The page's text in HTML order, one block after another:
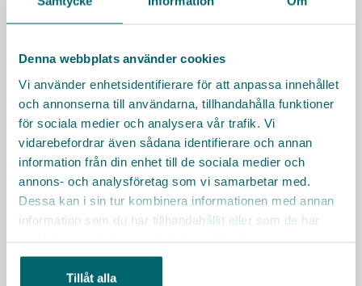
Denna webbplats använder cookies
Vi använder enhetsidentifierare för att anpassa innehållet
och annonserna till användarna, tillhandahålla funktioner
för sociala medier och analysera vår trafik. Vi
vidarebefordrar även sådana identifierare och annan
information från din enhet till de sociala medier och
annons- och analysföretag som vi samarbetar med.
Dessa kan i sin tur kombinera informationen med annan
information som du har tillhandahållit eller som de har
Tillåt alla
Har du frågor? Hör av dig!
070 - 431 16 93
anne-chatrine.mattinson@adeocare.se
Hjärnegatan 1, Stockholm
Besök Adeocares karriärsida
Sociala medier